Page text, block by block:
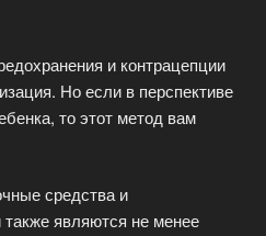
и контрацепции
Но если в перспективе
то этот метод вам
средства и
являются не менее